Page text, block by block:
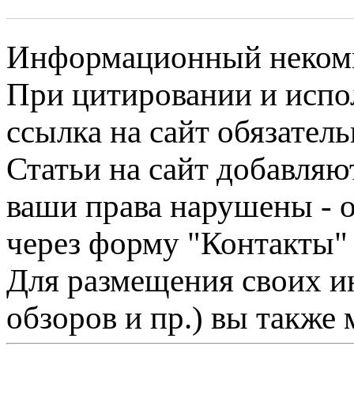
Информационный
При цитировании и
ссылка на сайт
Статьи на сайт
ваши права нарушены -
через форму "Контакты"
Для размещения своих
обзоров и пр.) вы также